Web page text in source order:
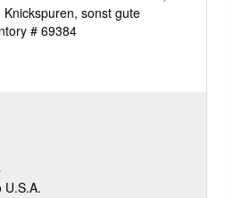
sonst gute
# 69384
U.S.A.